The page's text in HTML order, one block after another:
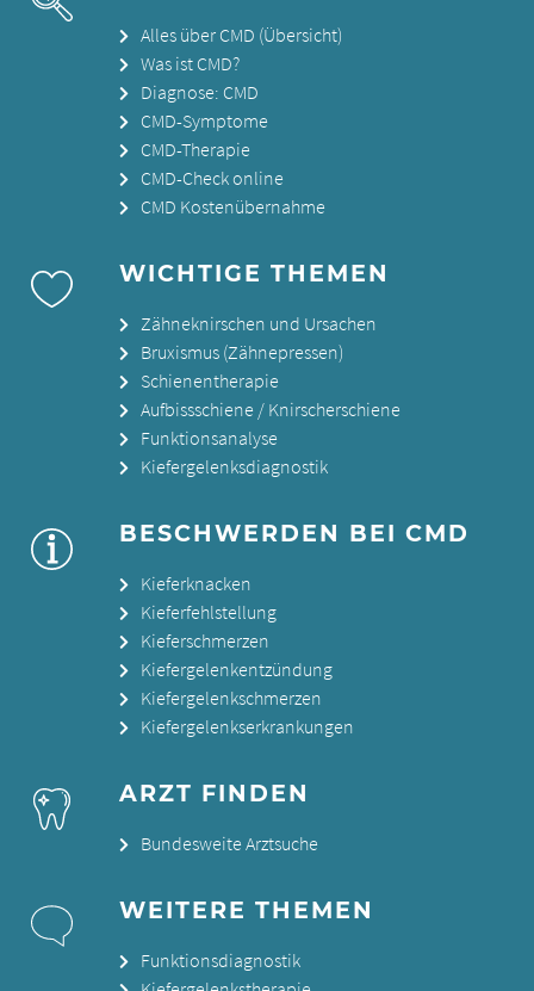
Alles über CMD (Übersicht)
Was ist CMD?
Diagnose: CMD
CMD-Symptome
CMD-Therapie
CMD-Check online
CMD Kostenübernahme
WICHTIGE THEMEN
Zähneknirschen und Ursachen
Bruxismus (Zähnepressen)
Schienentherapie
Aufbissschiene / Knirscherschiene
Funktionsanalyse
Kiefergelenksdiagnostik
BESCHWERDEN BEI CMD
Kieferknacken
Kieferfehlstellung
Kieferschmerzen
Kiefergelenkentzündung
Kiefergelenkschmerzen
Kiefergelenkserkrankungen
ARZT FINDEN
Bundesweite Arztsuche
WEITERE THEMEN
Funktionsdiagnostik